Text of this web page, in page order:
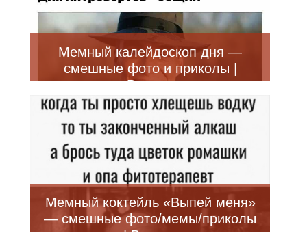
Мемный калейдоскоп дня —
смешные фото и приколы |
Bugaga
Мемный коктейль «Выпей меня»
— смешные фото/мемы/приколы
| Bugaga